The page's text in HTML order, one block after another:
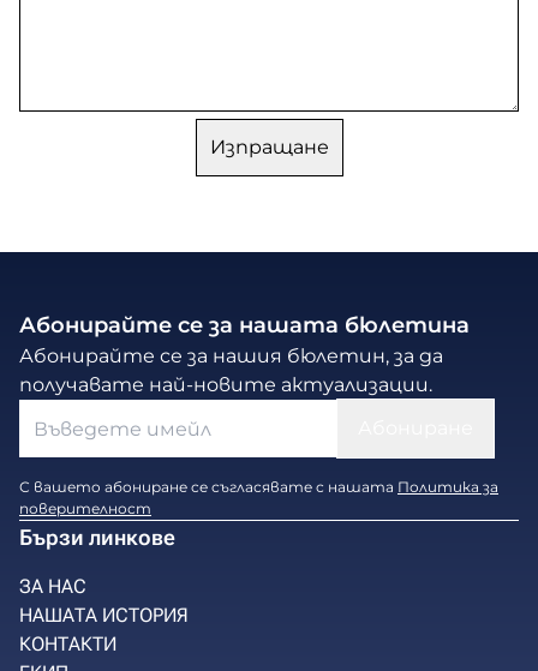
Абонирайте се за нашата бюлетина
Абонирайте се за нашия бюлетин, за да
получавате най-новите актуализации.
С вашето абониране се съгласявате с нашата Политика за
поверителност
Бързи линкове
ЗА НАС
НАШАТА ИСТОРИЯ
КОНТАКТИ